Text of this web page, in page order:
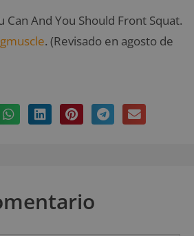
Can And You Should Front Squat.
. (Revisado en agosto de